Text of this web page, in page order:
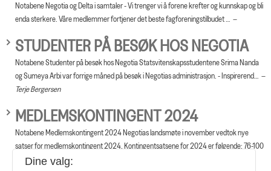
Notabene Negotia og Delta i samtaler - Vi trenger vi å forene krefter og kunnskap og bli
enda sterkere. Våre medlemmer fortjener det beste fagforeningstilbudet …
STUDENTER PÅ BESØK HOS NEGOTIA
Notabene Studenter på besøk hos Negotia Statsvitenskapsstudentene Srima Nanda
og Sumeya Arbi var forrige måned på besøk i Negotias administrasjon. - Inspirerend…
Terje Bergersen
MEDLEMSKONTINGENT 2024
Notabene Medlemskontingent 2024 Negotias landsmøte i november vedtok nye
satser for medlemskontingent 2024. Kontingentsatsene for 2024 er følgende: 76-100
prose…
Dine valg: